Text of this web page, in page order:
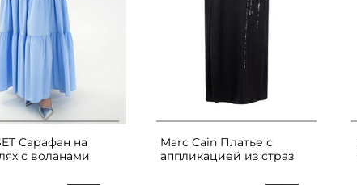
Сарафан на
с воланами
Marc Cain Платье с
аппликацией из страз